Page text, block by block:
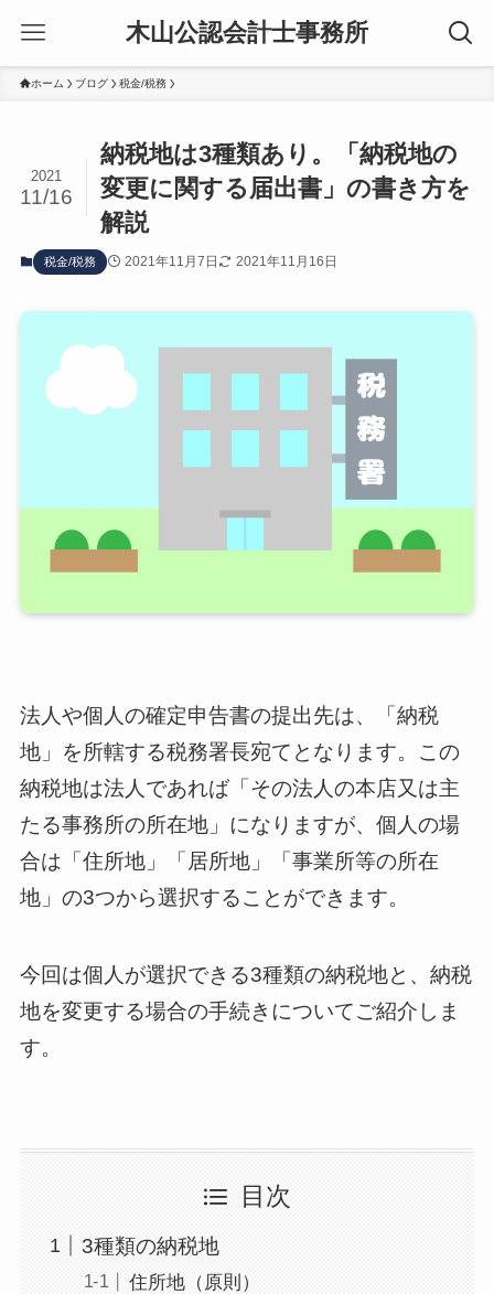
木山公認会計士事務所
ホーム ブログ 税金/税務
納税地は3種類あり。「納税地の
変更に関する届出書」の書き方を
解説
2021
11/16
税金/税務 2021年11月7日 2021年11月16日
法人や個人の確定申告書の提出先は、「納税
地」を所轄する税務署長宛てとなります。この
納税地は法人であれば「その法人の本店又は主
たる事務所の所在地」になりますが、個人の場
合は「住所地」「居所地」「事業所等の所在
地」の3つから選択することができます。
今回は個人が選択できる3種類の納税地と、納税
地を変更する場合の手続きについてご紹介しま
す。
目次
3種類の納税地
住所地（原則）